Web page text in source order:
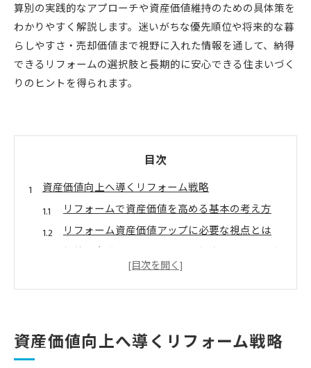
算別の実践的なアプローチや資産価値維持のための具体策を
わかりやすく解説します。迷いがちな優先順位や将来的な暮
らしやすさ・売却価値まで視野に入れた情報を通して、納得
できるリフォームの選択肢と長期的に安心できる住まいづく
りのヒントを得られます。
目次
資産価値向上へ導くリフォーム戦略
リフォームで資産価値を高める基本の考え方
リフォーム資産価値アップに必要な視点とは
価値を意識したリフォームの優先順位の付け方
資産価値を守るリフォーム実例に学ぶポイント
リフォームで家の価値が上がる理由とその根拠
資産価値向上へ導くリフォーム戦略